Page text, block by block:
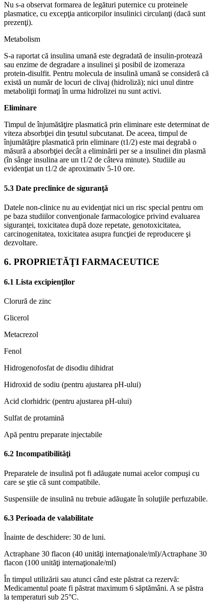
Nu s-a observat formarea de legături puternice cu proteinele
plasmatice, cu excepţia anticorpilor insulinici circulanţi (dacă sunt
prezenţi).
Metabolism
S-a raportat că insulina umană este degradată de insulin-protează
sau enzime de degradare a insulinei şi posibil de izomeraza
protein-disulfit. Pentru molecula de insulină umană se consideră că
există un număr de locuri de clivaj (hidroliză); nici unul dintre
metaboliţii formaţi în urma hidrolizei nu sunt activi.
Eliminare
Timpul de înjumătăţire plasmatică prin eliminare este determinat de
viteza absorbţiei din ţesutul subcutanat. De aceea, timpul de
înjumătăţire plasmatică prin eliminare (t1/2) este mai degrabă o
măsură a absorbţiei decât a eliminării per se a insulinei din plasmă
(în sânge insulina are un t1/2 de câteva minute). Studiile au
evidenţiat un t1/2 de aproximativ 5-10 ore.
5.3 Date preclinice de siguranţă
Datele non-clinice nu au evidenţiat nici un risc special pentru om
pe baza studiilor convenţionale farmacologice privind evaluarea
siguranţei, toxicitatea după doze repetate, genotoxicitatea,
carcinogenitatea, toxicitatea asupra funcţiei de reproducere şi
dezvoltare.
6. PROPRIETĂŢI FARMACEUTICE
6.1 Lista excipienţilor
Clorură de zinc
Glicerol
Metacrezol
Fenol
Hidrogenofosfat de disodiu dihidrat
Hidroxid de sodiu (pentru ajustarea pH-ului)
Acid clorhidric (pentru ajustarea pH-ului)
Sulfat de protamină
Apă pentru preparate injectabile
6.2 Incompatibilităţi
Preparatele de insulină pot fi adăugate numai acelor compuşi cu
care se ştie că sunt compatibile.
Suspensiile de insulină nu trebuie adăugate în soluţiile perfuzabile.
6.3 Perioada de valabilitate
Înainte de deschidere: 30 de luni.
Actraphane 30 flacon (40 unităţi internaţionale/ml)/Actraphane 30
flacon (100 unităţi internaţionale/ml)
În timpul utilizării sau atunci când este păstrat ca rezervă:
Medicamentul poate fi păstrat maximum 6 săptămâni. A se păstra
la temperaturi sub 25°C.